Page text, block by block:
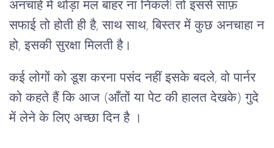
अनचाहे में थोड़ा मल बाहर ना निकले! तो इससे साफ़
सफाई तो होती ही है, साथ साथ, बिस्तर में कुछ अनचाहा न
हो, इसकी सुरक्षा मिलती है।
कई लोगों को डूश करना पसंद नहीं इसके बदले, वो पार्नर
को कहते हैं कि आज (आँतों या पेट की हालत देखके) गुदे
में लेने के लिए अच्छा दिन है ।